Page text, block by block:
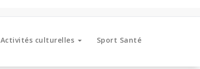
Activités culturelles Sport Santé